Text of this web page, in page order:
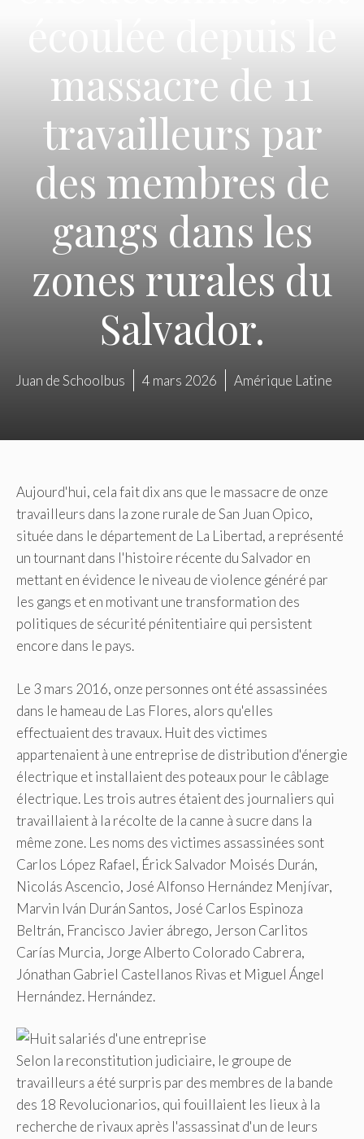
massacre de 11
travailleurs par
des membres de
gangs dans les
zones rurales du
Salvador.
Juan de Schoolbus 4 mars 2026 Amérique Latine
Aujourd'hui, cela fait dix ans que le massacre de onze
travailleurs dans la zone rurale de San Juan Opico,
située dans le département de La Libertad, a représenté
un tournant dans l'histoire récente du Salvador en
mettant en évidence le niveau de violence généré par
les gangs et en motivant une transformation des
politiques de sécurité pénitentiaire qui persistent
encore dans le pays.
Le 3 mars 2016, onze personnes ont été assassinées
dans le hameau de Las Flores, alors qu'elles
effectuaient des travaux. Huit des victimes
appartenaient à une entreprise de distribution d'énergie
électrique et installaient des poteaux pour le câblage
électrique. Les trois autres étaient des journaliers qui
travaillaient à la récolte de la canne à sucre dans la
même zone. Les noms des victimes assassinées sont
Carlos López Rafael, Érick Salvador Moisés Durán,
Nicolás Ascencio, José Alfonso Hernández Menjívar,
Marvin Iván Durán Santos, José Carlos Espinoza
Beltrán, Francisco Javier ábrego, Jerson Carlitos
Carías Murcia, Jorge Alberto Colorado Cabrera,
Jónathan Gabriel Castellanos Rivas et Miguel Ángel
Hernández. Hernández.
Selon la reconstitution judiciaire, le groupe de
travailleurs a été surpris par des membres de la bande
des 18 Revolucionarios, qui fouillaient les lieux à la
recherche de rivaux après l'assassinat d'un de leurs